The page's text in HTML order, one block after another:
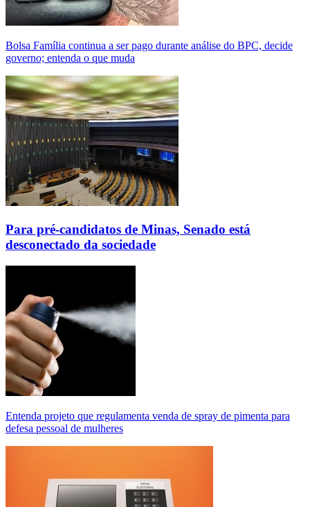
Bolsa Família continua a ser pago durante análise do BPC, decide
governo; entenda o que muda
Para pré-candidatos de Minas, Senado está
desconectado da sociedade
Entenda projeto que regulamenta venda de spray de pimenta para
defesa pessoal de mulheres